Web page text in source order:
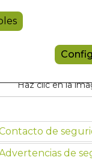
Haz clic en la
de
de